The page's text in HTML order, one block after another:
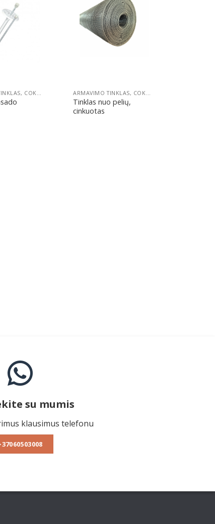
Pridėti
ARMAVIMO TINKLAS, COKOLINIS PROFILIS IR SMEIGĖS FASADUI
Pridėti
ARMAVIMO TINKLAS, COKOLINIS PROFILIS IR SMEIGĖS FASADUI
Tinklas nuo pelių,
cinkuotas
su mumis
klausimus telefonu